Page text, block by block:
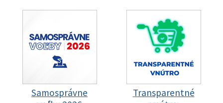
Samosprávne
Transparentné